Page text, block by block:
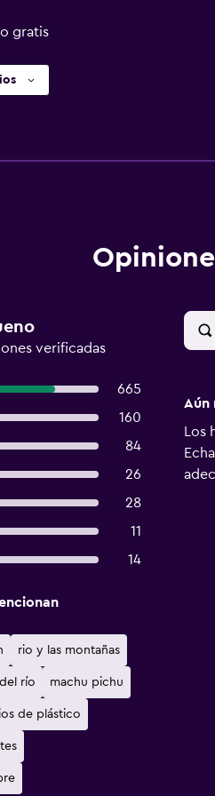
gratis
verificadas
665
160
84
26
28
11
14
rio y las montañas
río machu pichu
de plástico
Aún